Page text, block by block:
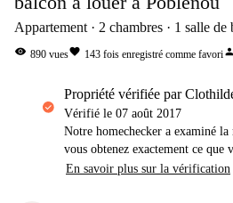
Appartement 2 chambres 1 salle de
visibility 890 vuesfavorite 143 fois enregistré comme favoriperson
propriété vérifiée par
Vérifié le 07 août 2017
Notre homechecker a examiné la
vous obtenez exactement ce que
En savoir plus sur la vérification